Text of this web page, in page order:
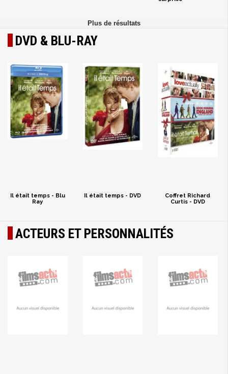
DVD & BLU-RAY
Il était temps - Blu
Ray
Il était temps - DVD
Coffret Richard
Curtis - DVD
ACTEURS ET PERSONNALITÉS